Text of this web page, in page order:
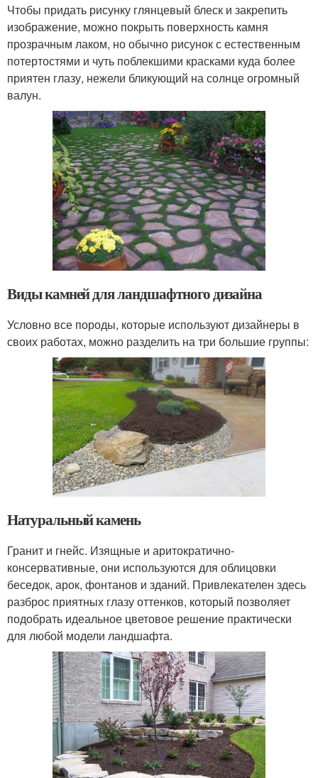
Чтобы придать рисунку глянцевый блеск и закрепить
изображение, можно покрыть поверхность камня
прозрачным лаком, но обычно рисунок с естественным
потертостями и чуть поблекшими красками куда более
приятен глазу, нежели бликующий на солнце огромный
валун.
Виды камней для ландшафтного дизайна
Условно все породы, которые используют дизайнеры в
своих работах, можно разделить на три большие группы:
Натуральный камень
Гранит и гнейс. Изящные и аритократично-
консервативные, они используются для облицовки
беседок, арок, фонтанов и зданий. Привлекателен здесь
разброс приятных глазу оттенков, который позволяет
подобрать идеальное цветовое решение практически
для любой модели ландшафта.